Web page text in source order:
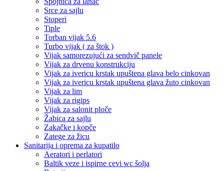
Srce za sajlu
Stoperi
Tiple
Torban vijak 5.6
Turbo vijak ( za štok )
Vijak samorezujući za sendvič panele
Vijak za drvenu konstrukciju
Vijak za ivericu krstak upuštena glava belo cinkovan
Vijak za ivericu krstak upuštena glava žuto cinkovan
Vijak za lim
Vijak za rigips
Vijak za salonit ploče
Žabica za sajlu
Zakačke i kopče
Zatege za žicu
Sanitarija i oprema za kupatilo
Aeratori i perlatori
Baltik veze i ispirne cevi wc šolja